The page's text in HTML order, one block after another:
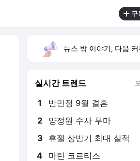
구
뉴스 밖 이야기, 다음 커뮤니
실시간 트렌드
1 반민정 9월 결혼
2 양정원 수사 무마
3 휴젤 상반기 최대 실적
4 마틴 코르티스